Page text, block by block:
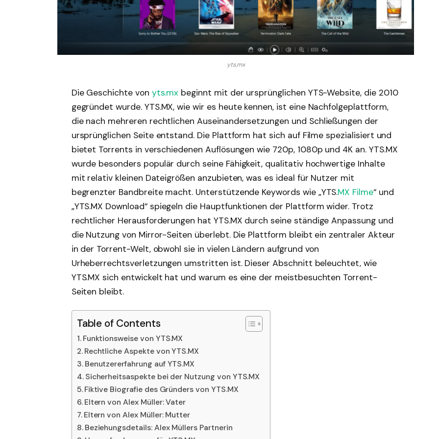
yts.mx
Die Geschichte von yts.mx beginnt mit der ursprünglichen YTS-Website, die 2010
gegründet wurde. YTS.MX, wie wir es heute kennen, ist eine Nachfolgeplattform,
die nach mehreren rechtlichen Auseinandersetzungen und Schließungen der
ursprünglichen Seite entstand. Die Plattform hat sich auf Filme spezialisiert und
bietet Torrents in verschiedenen Auflösungen wie 720p, 1080p und 4K an. YTS.MX
wurde besonders populär durch seine Fähigkeit, qualitativ hochwertige Inhalte
mit relativ kleinen Dateigrößen anzubieten, was es ideal für Nutzer mit
begrenzter Bandbreite macht. Unterstützende Keywords wie „YTS.MX Filme“ und
„YTS.MX Download“ spiegeln die Hauptfunktionen der Plattform wider. Trotz
rechtlicher Herausforderungen hat YTS.MX durch seine ständige Anpassung und
die Nutzung von Mirror-Seiten überlebt. Die Plattform bleibt ein zentraler Akteur
in der Torrent-Welt, obwohl sie in vielen Ländern aufgrund von
Urheberrechtsverletzungen umstritten ist. Dieser Abschnitt beleuchtet, wie
YTS.MX sich entwickelt hat und warum es eine der meistbesuchten Torrent-
Seiten bleibt.
Table of Contents
Funktionsweise von YTS.MX
Rechtliche Aspekte von YTS.MX
Benutzererfahrung auf YTS.MX
Sicherheitsaspekte bei der Nutzung von YTS.MX
Fiktive Biografie des Gründers von YTS.MX
Eltern von Alex Müller: Vater
Eltern von Alex Müller: Mutter
Beziehungsdetails: Alex Müllers Partnerin